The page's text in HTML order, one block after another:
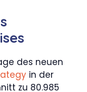
des neuen
in der
zu 80.985